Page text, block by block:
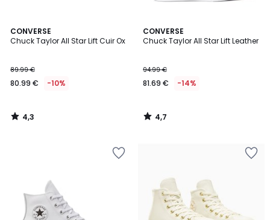
CONVERSE
Chuck Taylor All Star Lift Cuir Ox
89.99 €
80.99 € -10%
4,3
/ 5
4,3
/
CONVERSE
Chuck Taylor All Star Lift Leather
94.99 €
81.69 € -14%
4,7
/ 5
4,7
/